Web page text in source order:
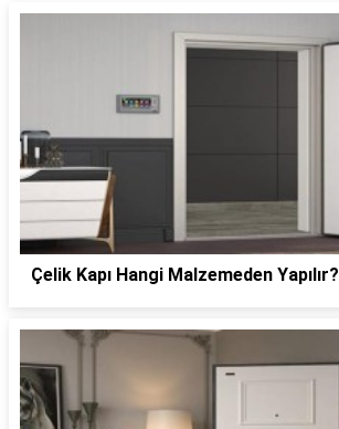
Çelik Kapı Hangi Malzemeden Yapılır?